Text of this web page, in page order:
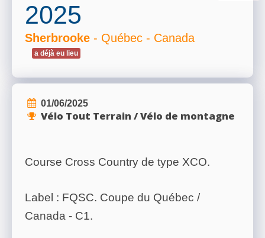
2025
Sherbrooke - Québec - Canada
a déjà eu lieu
01/06/2025
Vélo Tout Terrain / Vélo de montagne
Course Cross Country de type XCO.
Label : FQSC. Coupe du Québec /
Canada - C1.